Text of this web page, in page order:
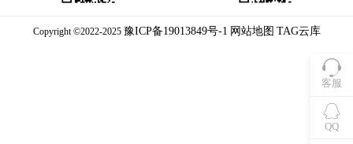
客服
QQ
Copyright ©2022-2025 豫ICP备19013849号-1 网站地图 TAG云库